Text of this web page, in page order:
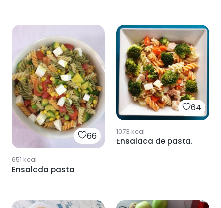
66
651 kcal
Ensalada pasta
64
1073 kcal
Ensalada de pasta.